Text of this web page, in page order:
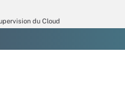
du Cloud